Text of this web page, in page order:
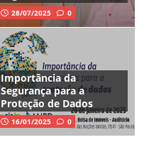
28/07/2025 0
Importância da
Segurança para a
Proteção de Dados
16/01/2025 0